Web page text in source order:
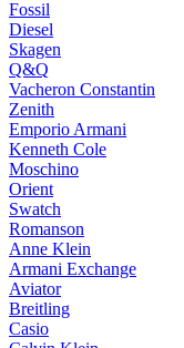
Fossil
Diesel
Skagen
Q&Q
Vacheron Constantin
Zenith
Emporio Armani
Kenneth Cole
Moschino
Orient
Swatch
Romanson
Anne Klein
Armani Exchange
Aviator
Breitling
Casio